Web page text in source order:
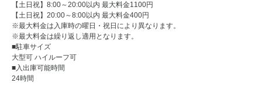
【土日祝】8:00～20:00以内 最大料金1100円
【土日祝】20:00～8:00以内 最大料金400円
※最大料金は入庫時の曜日・祝日により異なります。
※最大料金は繰り返し適用となります。
■駐車サイズ
大型可 ハイルーフ可
■入出庫可能時間
24時間